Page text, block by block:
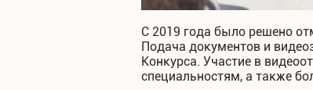
С 2019 года было решено
Подача документов и
Конкурса. Участие в
специальностям, а также